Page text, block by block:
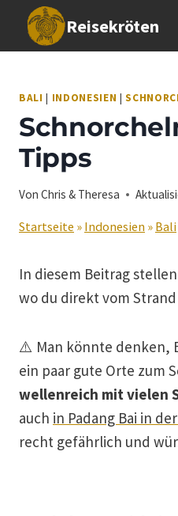
Inhalt
Reisekröten
BALI | INDONESIEN |
Tipps
Von Chris & Theresa
Startseite » Indonesien » Bali
In diesem Beitrag
wo du direkt vom
⚠️ Man könnte denken,
ein paar gute Orte zum
wellenreich mit vielen
auch in Padang Bai in
recht gefährlich und